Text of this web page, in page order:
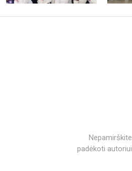
Nepamirškite
padėkoti autoriui